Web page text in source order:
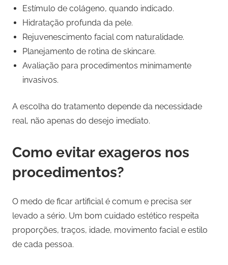
Estímulo de colágeno, quando indicado.
Hidratação profunda da pele.
Rejuvenescimento facial com naturalidade.
Planejamento de rotina de skincare.
Avaliação para procedimentos minimamente
invasivos.
A escolha do tratamento depende da necessidade
real, não apenas do desejo imediato.
Como evitar exageros nos
procedimentos?
O medo de ficar artificial é comum e precisa ser
levado a sério. Um bom cuidado estético respeita
proporções, traços, idade, movimento facial e estilo
de cada pessoa.